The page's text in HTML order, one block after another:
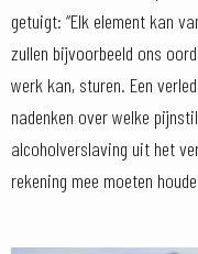
getuigt: “Elk element kan
zullen bijvoorbeeld ons
werk kan, sturen. Een
nadenken over welke
alcoholverslaving uit het
rekening mee moeten